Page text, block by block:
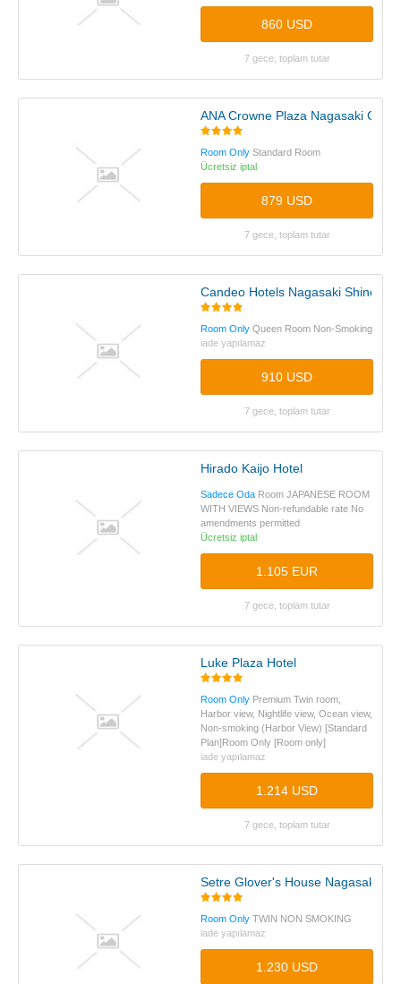
860 USD
7 gece, toplam tutar
ANA Crowne Plaza Nagasaki
Room Only Standard Room
Ücretsiz iptal
879 USD
7 gece, toplam tutar
Candeo Hotels Nagasaki Shinchi
Room Only Queen Room Non-Smoking
iade yapılamaz
910 USD
7 gece, toplam tutar
Hirado Kaijo Hotel
Sadece Oda Room JAPANESE ROOM
WITH VIEWS Non-refundable rate No
amendments permitted
Ücretsiz iptal
1.105 EUR
7 gece, toplam tutar
Luke Plaza Hotel
Room Only Premium Twin room,
Harbor view, Nightlife view, Ocean view,
Non-smoking (Harbor View) [Standard
Plan]Room Only [Room only]
iade yapılamaz
1.214 USD
7 gece, toplam tutar
Setre Glover's House Nagasaki
Room Only TWIN NON SMOKING
iade yapılamaz
1.230 USD